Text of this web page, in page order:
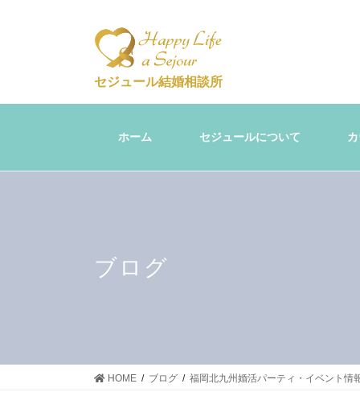
セジュール結婚相談所
ホーム セジュールについて
ブログ
HOME ブログ 福岡北九州婚活パーティ・イベント情